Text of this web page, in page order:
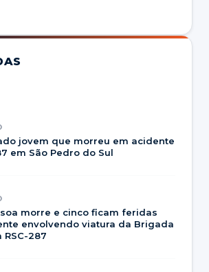
jovem que morreu em acidente
em São Pedro do Sul
morre e cinco ficam feridas
envolvendo viatura da Brigada
RSC-287